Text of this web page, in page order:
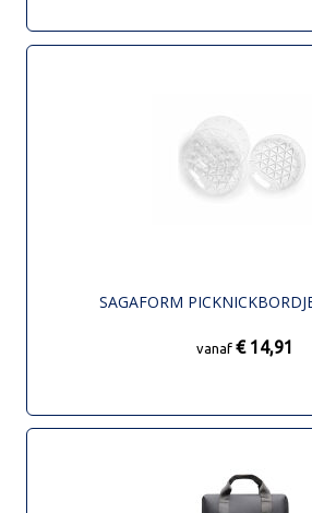
SAGAFORM
vanaf € 14,91